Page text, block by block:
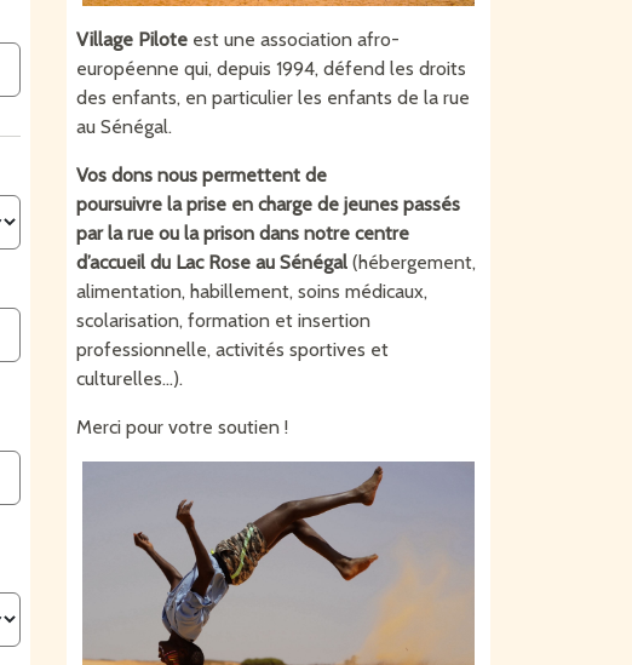
Village Pilote est une association afro-
européenne qui, depuis 1994, défend les droits
des enfants, en particulier les enfants de la rue
au Sénégal.
Vos dons nous permettent de
poursuivre laprise en charge de jeunes passés
par la rue ou la prison dans notre centre
d’accueil du Lac Rose au Sénégal (hébergement,
alimentation, habillement, soins médicaux,
scolarisation, formation et insertion
professionnelle, activités sportives et
culturelles...).
Merci pour votre soutien !